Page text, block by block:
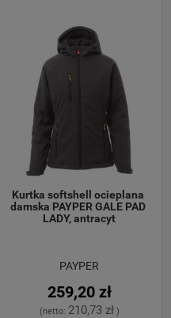
Kurtka softshell ocieplana
damska PAYPER GALE PAD
LADY, antracyt
PAYPER
259,20 zł
(netto: 210,73 zł)